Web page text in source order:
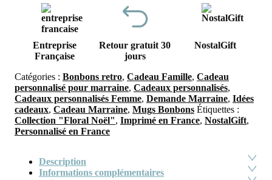
Entreprise
Française
Retour gratuit 30
jours
NostalGift
Catégories : Bonbons retro, Cadeau Famille, Cadeau
personnalisé pour marraine, Cadeaux personnalisés,
Cadeaux personnalisés Femme, Demande Marraine, Idées
cadeaux, Cadeau Marraine, Mugs Bonbons Étiquettes :
Collection "Floral Noël", Imprimé en France, NostalGift,
Personnalisé en France
Description
Informations complémentaires